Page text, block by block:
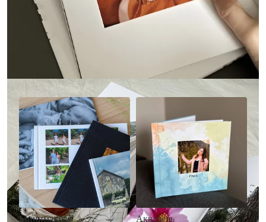
Другие стили фотокниг
Минимализм Акварель